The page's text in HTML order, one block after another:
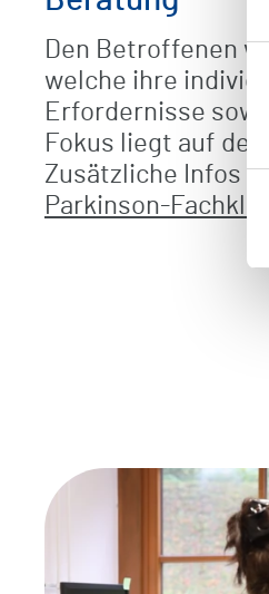
Den Betroffenen
welche ihre
Erfordernisse
Fokus liegt auf der
Zusätzliche Infos
Parkinson-